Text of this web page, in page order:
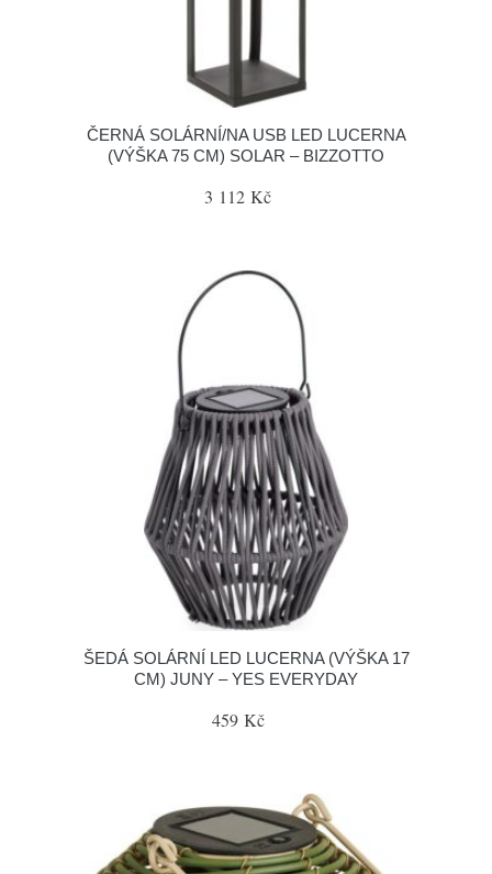
ČERNÁ SOLÁRNÍ/NA USB LED LUCERNA
(VÝŠKA 75 CM) SOLAR – BIZZOTTO
3 112 Kč
ŠEDÁ SOLÁRNÍ LED LUCERNA (VÝŠKA 17
CM) JUNY – YES EVERYDAY
459 Kč